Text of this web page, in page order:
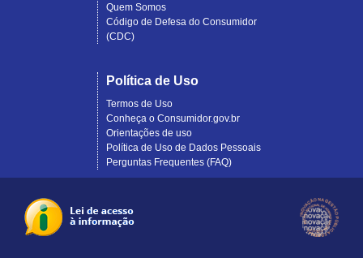
Quem Somos
Código de Defesa do Consumidor
(CDC)
Política de Uso
Termos de Uso
Conheça o Consumidor.gov.br
Orientações de uso
Política de Uso de Dados Pessoais
Perguntas Frequentes (FAQ)